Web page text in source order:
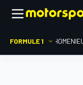
FORMULE 1 HOME